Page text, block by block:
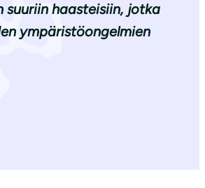
suuriin haasteisiin, jotka
ympäristöongelmien